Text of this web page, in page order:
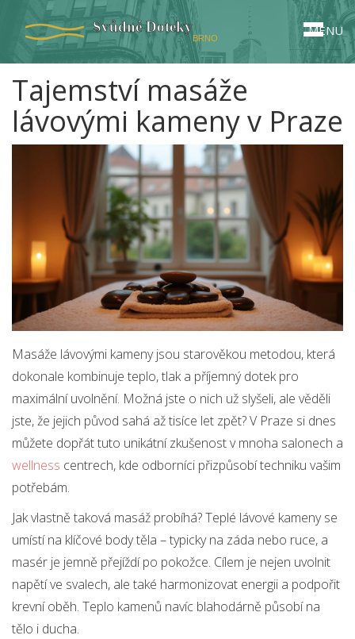
MENU
Tajemství masáže
lávovými kameny v Praze
Masáže lávovými kameny jsou starověkou metodou, která
dokonale kombinuje teplo, tlak a příjemný dotek pro
maximální uvolnění. Možná jste o nich už slyšeli, ale věděli
jste, že jejich původ sahá až tisíce let zpět? V Praze si dnes
můžete dopřát tuto unikátní zkušenost v mnoha salonech a
wellness centrech, kde odborníci přizpůsobí techniku vašim
potřebám.
Jak vlastně taková masáž probíhá? Teplé lávové kameny se
umístí na klíčové body těla – typicky na záda nebo ruce, a
masér je jemně přejíždí po pokožce. Cílem je nejen uvolnit
napětí ve svalech, ale také harmonizovat energii a podpořit
krevní oběh. Teplo kamenů navíc blahodárně působí na
tělo i ducha.